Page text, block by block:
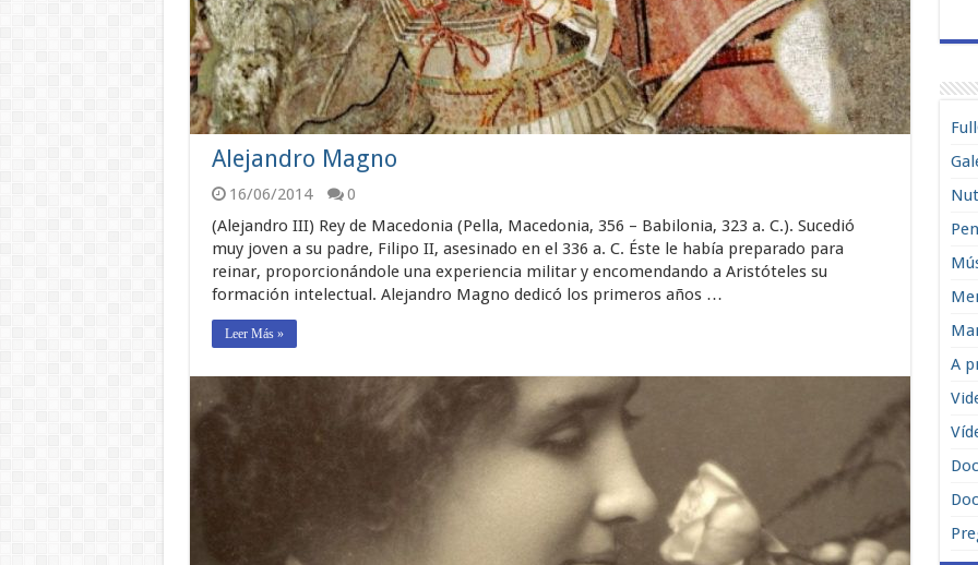
Alejandro Magno
16/06/2014
0
(Alejandro III) Rey de Macedonia (Pella, Macedonia, 356 – Babilonia, 323 a. C.). Sucedió
muy joven a su padre, Filipo II, asesinado en el 336 a. C. Éste le había preparado para
reinar, proporcionándole una experiencia militar y encomendando a Aristóteles su
formación intelectual. Alejandro Magno dedicó los primeros años …
Leer Más »
A